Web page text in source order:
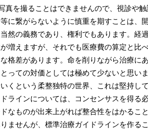
真を撮ることはできませんので、視診や
に繋がらないように慎重を期すことは、
然の義務であり、権利でもあります。経
増えますが、それでも医療費の算定と比
格差があります。命を削りながら治療に
っての対価としては極めて少ないと思い
くという柔整独特の世界、これは堅持し
ラインについては、コンセンサスを得る
なものが出来上がれば整合性をはかるこ
ませんが、標準治療ガイドラインを作る